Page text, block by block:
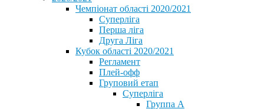
Чемпіонат області 2020/2021
Суперліга
Перша ліга
Друга Ліга
Кубок області 2020/2021
Регламент
Плей-офф
Груповий етап
Суперліга
Группа A